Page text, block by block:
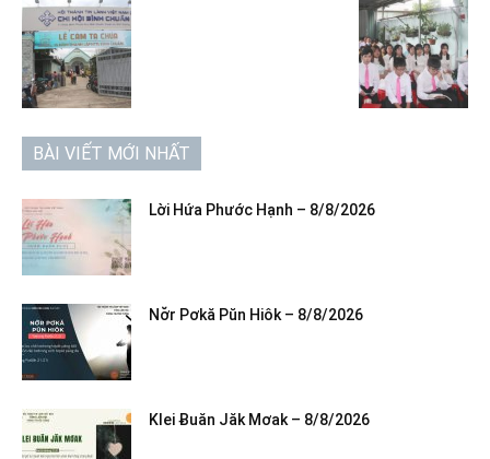
BÀI VIẾT MỚI NHẤT
Lời Hứa Phước Hạnh – 8/8/2026
Nơ̆r Pơkă Pŭn Hiôk – 8/8/2026
Klei Ƀuăn Jăk Mơak – 8/8/2026